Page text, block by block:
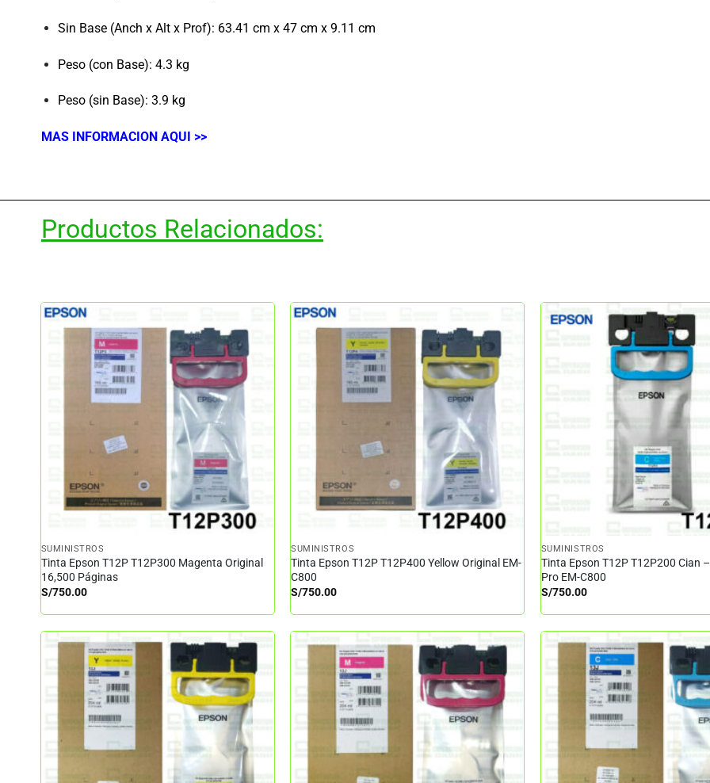
Sin Base (Anch x Alt x Prof): 63.41 cm x 47 cm x 9.11 cm
Peso (con Base): 4.3 kg
Peso (sin Base): 3.9 kg
MAS INFORMACION AQUI >>
Productos Relacionados:
SUMINISTROS
Tinta Epson T12P T12P300 Magenta Original
16,500 Páginas
S/750.00
SUMINISTROS
Tinta Epson T12P T12P400 Yellow Original EM-
C800
S/750.00
SUMINISTROS
Tinta Epson T12P T12P200 Cian
Pro EM-C800
S/750.00